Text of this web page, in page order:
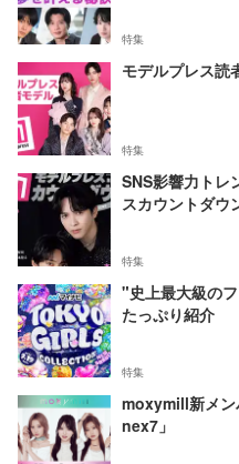
特集
モデルプレス読
特集
SNS影響力トレ
スカウントダウ
特集
"史上最大級の
たっぷり紹介
特集
moxymill新メ
nex7」